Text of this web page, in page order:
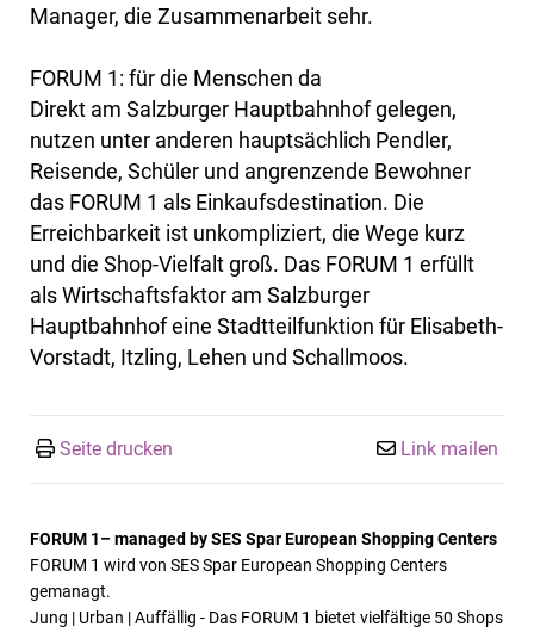
Manager, die Zusammenarbeit sehr.
FORUM 1: für die Menschen da
Direkt am Salzburger Hauptbahnhof gelegen,
nutzen unter anderen hauptsächlich Pendler,
Reisende, Schüler und angrenzende Bewohner
das FORUM 1 als Einkaufsdestination. Die
Erreichbarkeit ist unkompliziert, die Wege kurz
und die Shop-Vielfalt groß. Das FORUM 1 erfüllt
als Wirtschaftsfaktor am Salzburger
Hauptbahnhof eine Stadtteilfunktion für Elisabeth-
Vorstadt, Itzling, Lehen und Schallmoos.
Seite drucken Link mailen
FORUM 1– managed by SES Spar European Shopping Centers
FORUM 1 wird von SES Spar European Shopping Centers
gemanagt.
Jung | Urban | Auffällig - Das FORUM 1 bietet vielfältige 50 Shops